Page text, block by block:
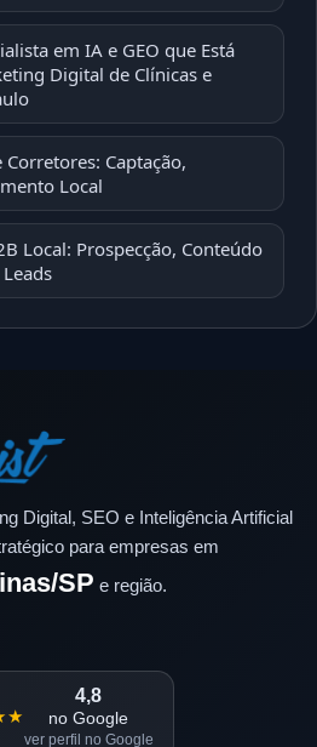
em IA e GEO que Está
Digital de Clínicas e
Captação,
Local
Local: Prospecção, Conteúdo
Digital, SEO e Inteligência Artificial
para empresas em
SP e região.
4,8
no Google
ver perfil no Google